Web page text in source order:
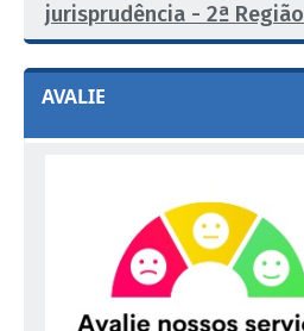
jurisprudência - 2ª Região
AVALIE